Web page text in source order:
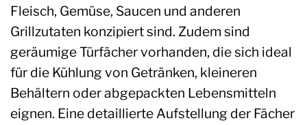
Fleisch, Gemüse, Saucen und anderen
Grillzutaten konzipiert sind. Zudem sind
geräumige Türfächer vorhanden, die sich ideal
für die Kühlung von Getränken, kleineren
Behältern oder abgepackten Lebensmitteln
eignen. Eine detaillierte Aufstellung der Fächer